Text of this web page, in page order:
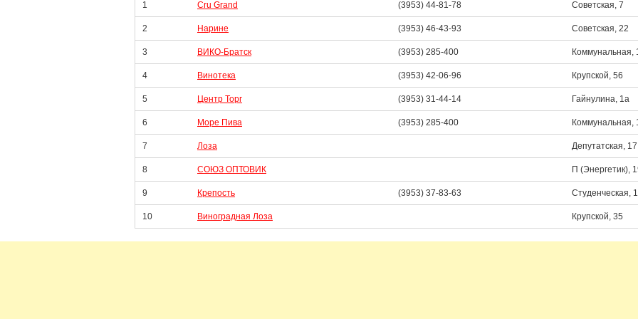
1 Cru Grand (3953) 44-81-78 Советская, 7
2 Нарине (3953) 46-43-93 Советская, 22
3 ВИКО-Братск (3953) 285-400 Коммунальная,
4 Винотека (3953) 42-06-96 Крупской, 56
5 Центр Торг (3953) 31-44-14 Гайнулина, 1а
6 Море Пива (3953) 285-400 Коммунальная,
7 Лоза Депутатская, 17
8 СОЮЗ ОПТОВИК П (Энергетик),
9 Крепость (3953) 37-83-63 Студенческая,
10 Виноградная Лоза Крупской, 35